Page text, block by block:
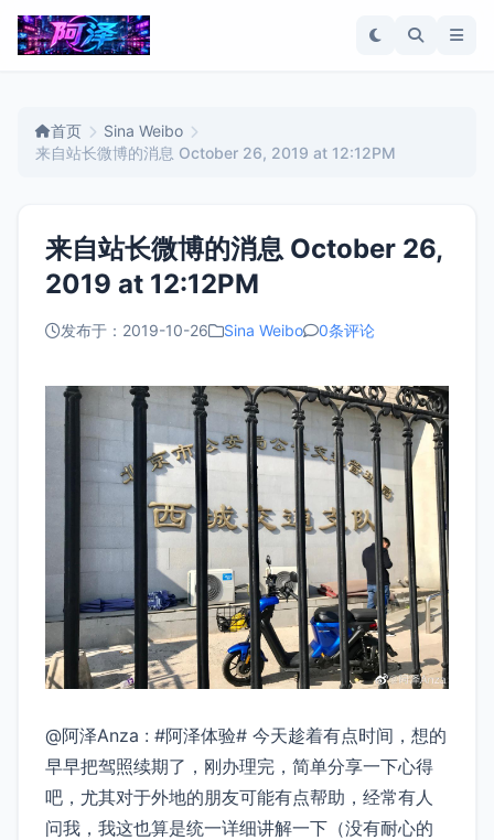
首页
Sina Weibo
来自站长微博的消息 October 26, 2019 at 12:12PM
来自站长微博的消息 October 26,
2019 at 12:12PM
发布于：2019-10-26 Sina Weibo 0条评论
@阿泽Anza : #阿泽体验# 今天趁着有点时间，想的
早早把驾照续期了，刚办理完，简单分享一下心得
吧，尤其对于外地的朋友可能有点帮助，经常有人
问我，我这也算是统一详细讲解一下（没有耐心的